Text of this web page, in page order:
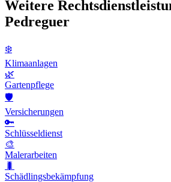
Weitere
Pedreguer
❄️
Klimaanlagen
🌿
Gartenpflege
🛡️
Versicherungen
🔑
Schlüsseldienst
🎨
Malerarbeiten
🐛
Schädlingsbekämpfung